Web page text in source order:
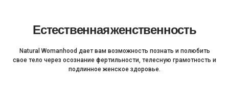
Естественная женственность
Natural Womanhood дает вам возможность познать и полюбить
свое тело через осознание фертильности, телесную грамотность и
подлинное женское здоровье.